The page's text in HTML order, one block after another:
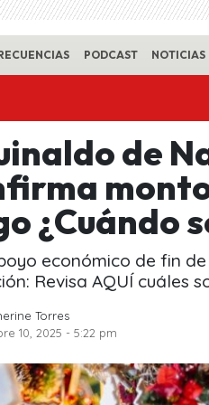
PODCAST NOTICIAS
de
¿Cuándo
económico de fin
Revisa AQUÍ cuáles
Torres
10, 2025 - 5:22 pm